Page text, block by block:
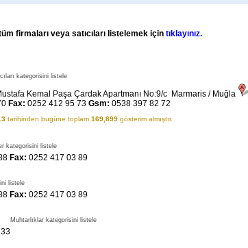
firmaları veya satıcıları listelemek için tıklayınız.
kategorisini listele
Kemal Paşa Çardak Apartmanı No:9/c Marmaris / Muğla
Fax: 0252 412 95 73 Gsm: 0538 397 82 72
tarihinden bugüne toplam 169,899 gösterim almıştır.
kategorisini listele
Fax: 0252 417 03 89
listele
Fax: 0252 417 03 89
Muhtarlıklar kategorisini listele